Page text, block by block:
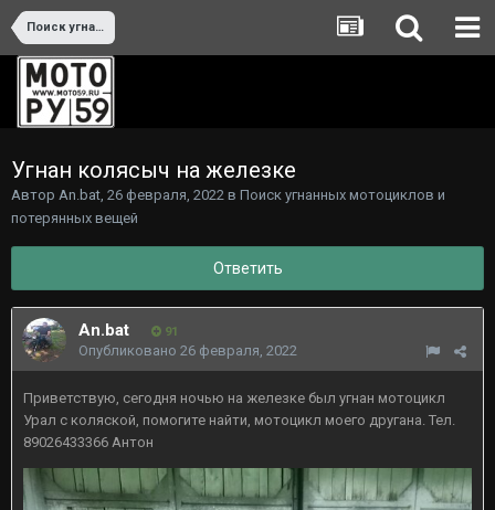
Поиск угнанных мотоциклов и потерянных вещей
Угнан колясыч на железке
Автор An.bat, 26 февраля, 2022 в Поиск угнанных мотоциклов и
потерянных вещей
Ответить
An.bat 91
Опубликовано 26 февраля, 2022
Приветствую, сегодня ночью на железке был угнан мотоцикл
Урал с коляской, помогите найти, мотоцикл моего другана. Тел.
89026433366 Антон